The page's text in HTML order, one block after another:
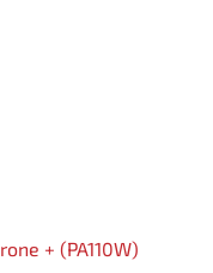
+ (PA110W)